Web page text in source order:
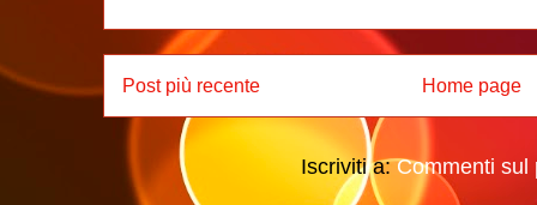
Post più recente Home page
Iscriviti a:Commenti sul